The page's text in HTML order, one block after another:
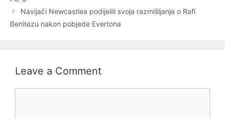
Navijači Newcastlea podijelili svoja razmišljanja o Rafi
Benitezu nakon pobjede Evertona
Leave a Comment